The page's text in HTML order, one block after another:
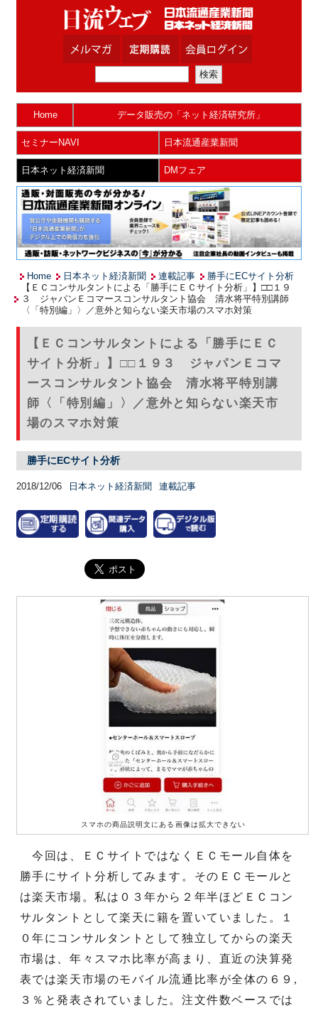
Home データ販売の「ネット経済研究所」
セミナーNAVI 日本流通産業新聞
日本ネット経済新聞 DMフェア
Home 日本ネット経済新聞 連載記事
勝手にECサイト分析
【ＥＣコンサルタントによる「勝手にＥＣサイト分析」】□□１９
３ ジャパンＥコマースコンサルタント協会 清水将平特別講師
〈「特別編」〉／意外と知らない楽天市場のスマホ対策
【ＥＣコンサルタントによる「勝手にＥＣ
サイト分析」】□□１９３ ジャパンＥコマ
ースコンサルタント協会 清水将平特別講
師〈「特別編」〉／意外と知らない楽天市
場のスマホ対策
勝手にECサイト分析
2018/12/06 日本ネット経済新聞 連載記事
スマホの商品説明文にある画像は拡大できない
今回は、ＥＣサイトではなくＥＣモール自体を
勝手にサイト分析してみます。そのＥＣモールと
は楽天市場。私は０３年から２年半ほどＥＣコン
サルタントとして楽天に籍を置いていました。１
０年にコンサルタントとして独立してからの楽天
市場は、年々スマホ比率が高まり、直近の決算発
表では楽天市場のモバイル流通比率が全体の６９,
３％と発表されていました。注文件数ベースでは